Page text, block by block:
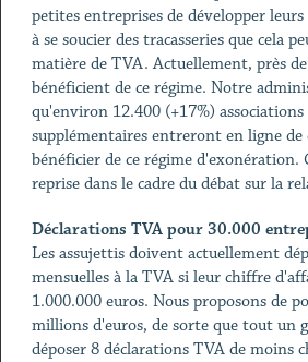
petites entreprises de développer
à se soucier des tracasseries que cela
matière de TVA. Actuellement, près
bénéficient de ce régime. Notre
qu'environ 12.400 (+17%)
supplémentaires entreront en ligne de
bénéficier de ce régime d'exonération.
reprise dans le cadre du débat sur la
Déclarations TVA pour 30.000
Les assujettis doivent actuellement
mensuelles à la TVA si leur chiffre
1.000.000 euros. Nous proposons de
millions d'euros, de sorte que tout un
déposer 8 déclarations TVA de moins